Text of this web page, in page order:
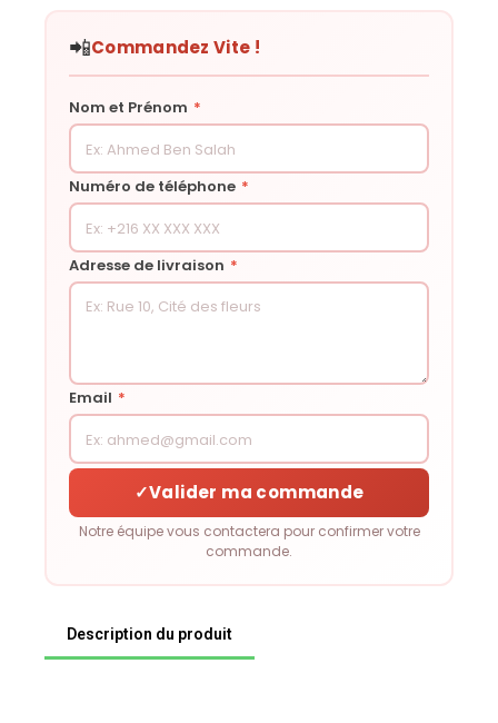
📲Commandez Vite !
Nom et Prénom *
Numéro de téléphone *
Adresse de livraison *
Email *
✓Valider ma commande
Notre équipe vous contactera pour confirmer votre
commande.
Description du produit